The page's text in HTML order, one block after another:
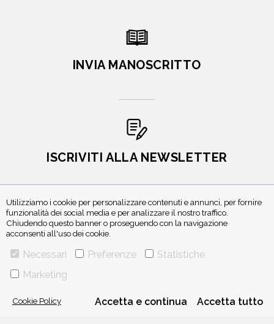
Utilizziamo i cookie per personalizzare contenuti e annunci, per fornire
funzionalità dei social media e per analizzare il nostro traffico.
Chiudendo questo banner o proseguendo con la navigazione
acconsenti all'uso dei cookie.
Necessari Preferenze
Statistiche
Marketing
Cookie Policy Accetta e continua Accetta tutto
INVIA MANOSCRITTO
ISCRIVITI ALLA NEWSLETTER
TELEFONO 0234597626- FAX0234597206